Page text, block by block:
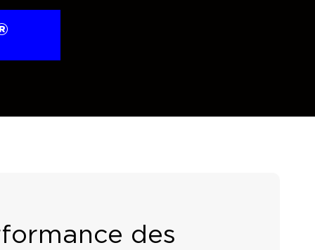
des